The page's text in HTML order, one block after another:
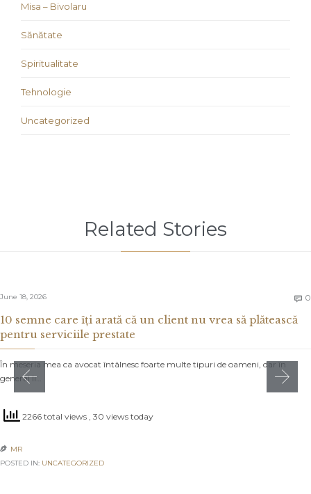
Misa – Bivolaru
Sănătate
Spiritualitate
Tehnologie
Uncategorized
Related Stories
June 18, 2026  0
10 semne care îți arată că un client nu vrea să plătească
pentru serviciile prestate
În meseria mea ca avocat întâlnesc foarte multe tipuri de oameni, dar în
general îi…
2266 total views , 30 views today
 MR
POSTED IN: UNCATEGORIZED